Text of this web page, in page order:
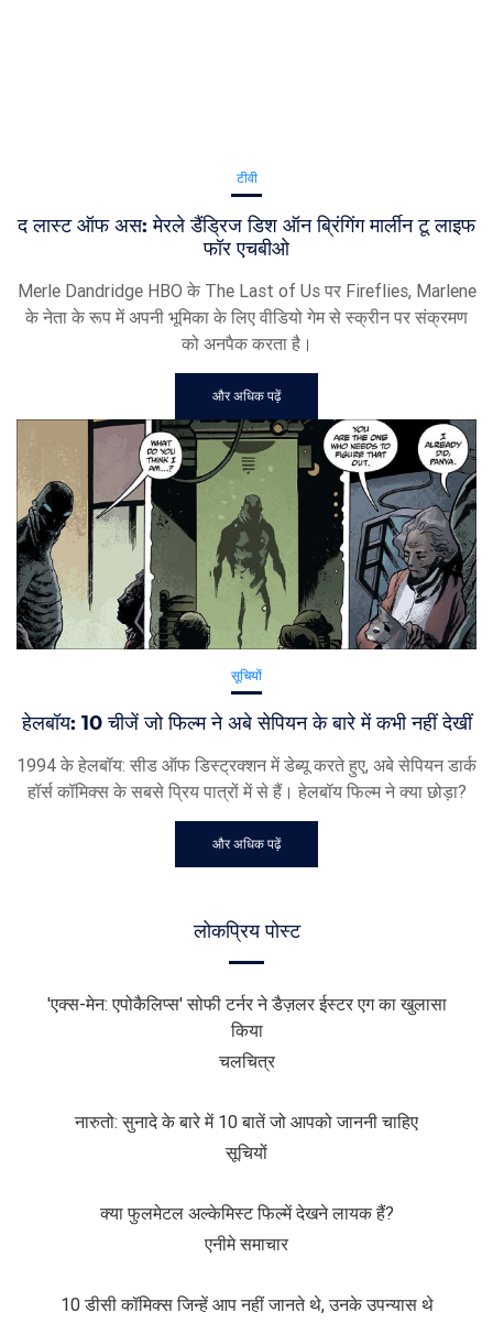
टीवी
द लास्ट ऑफ अस: मेरले डैंड्रिज डिश ऑन ब्रिंगिंग मार्लीन टू लाइफ
फॉर एचबीओ
Merle Dandridge HBO के The Last of Us पर Fireflies, Marlene
के नेता के रूप में अपनी भूमिका के लिए वीडियो गेम से स्क्रीन पर संक्रमण
को अनपैक करता है।
और अधिक पढ़ें
सूचियों
हेलबॉय: 10 चीजें जो फिल्म ने अबे सेपियन के बारे में कभी नहीं देखीं
1994 के हेलबॉय: सीड ऑफ डिस्ट्रक्शन में डेब्यू करते हुए, अबे सेपियन डार्क
हॉर्स कॉमिक्स के सबसे प्रिय पात्रों में से हैं। हेलबॉय फिल्म ने क्या छोड़ा?
और अधिक पढ़ें
लोकप्रिय पोस्ट
'एक्स-मेन: एपोकैलिप्स' सोफी टर्नर ने डैज़लर ईस्टर एग का खुलासा
किया
चलचित्र
नारुतो: सुनादे के बारे में 10 बातें जो आपको जाननी चाहिए
सूचियों
क्या फुलमेटल अल्केमिस्ट फिल्में देखने लायक हैं?
एनीमे समाचार
10 डीसी कॉमिक्स जिन्हें आप नहीं जानते थे, उनके उपन्यास थे